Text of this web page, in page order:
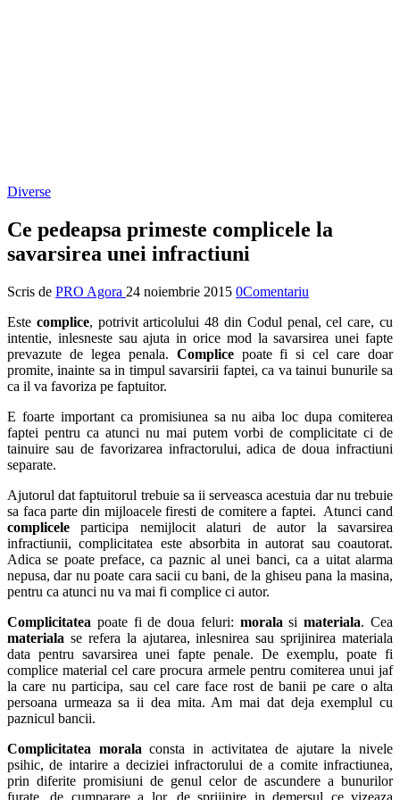
Diverse
Ce pedeapsa primeste complicele la
savarsirea unei infractiuni
Scris de PRO Agora 24 noiembrie 2015 0Comentariu
Este complice, potrivit articolului 48 din Codul penal, cel care, cu
intentie, inlesneste sau ajuta in orice mod la savarsirea unei fapte
prevazute de legea penala. Complicepoate fi si cel care doar
promite, inainte sa in timpul savarsirii faptei, ca va tainui bunurile sa
ca il va favoriza pe faptuitor.
E foarte important ca promisiunea sa nu aiba loc dupa comiterea
faptei pentru ca atunci nu mai putem vorbi de complicitate ci de
tainuire sau de favorizarea infractorului, adica de doua infractiuni
separate.
Ajutorul dat faptuitorul trebuie sa ii serveasca acestuia dar nu trebuie
sa faca parte din mijloacele firesti de comitere a faptei. Atunci cand
complicele participa nemijlocit alaturi de autor la savarsirea
infractiunii, complicitatea este absorbita in autorat sau coautorat.
Adica se poate preface, ca paznic al unei banci, ca a uitat alarma
nepusa, dar nu poate cara sacii cu bani, de la ghiseu pana la masina,
pentru ca atunci nu va mai fi complice ci autor.
Complicitatea poate fi de doua feluri: morala simateriala. Cea
materiala se refera la ajutarea, inlesnirea sau sprijinirea materiala
data pentru savarsirea unei fapte penale. De exemplu, poate fi
complice material cel care procura armele pentru comiterea unui jaf
la care nu participa, sau cel care face rost de banii pe care o alta
persoana urmeaza sa ii dea mita. Am mai dat deja exemplul cu
paznicul bancii.
Complicitatea morala consta in activitatea de ajutare la nivele
psihic, de intarire a deciziei infractorului de a comite infractiunea,
prin diferite promisiuni de genul celor de ascundere a bunurilor
furate, de cumparare a lor, de sprijinire in demersul ce vizeaza